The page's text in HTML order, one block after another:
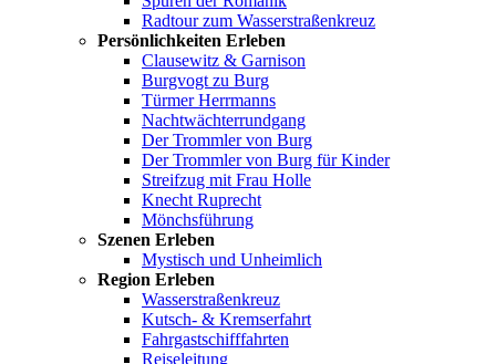
Radtour zum Wasserstraßenkreuz
Persönlichkeiten Erleben
Clausewitz & Garnison
Burgvogt zu Burg
Türmer Herrmanns
Nachtwächterrundgang
Der Trommler von Burg
Der Trommler von Burg für Kinder
Streifzug mit Frau Holle
Knecht Ruprecht
Mönchsführung
Szenen Erleben
Mystisch und Unheimlich
Region Erleben
Wasserstraßenkreuz
Kutsch- & Kremserfahrt
Fahrgastschifffahrten
Reiseleitung